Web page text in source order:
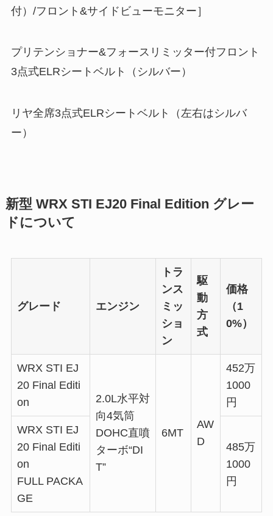
付）/フロント&サイドビューモニター］
プリテンショナー&フォースリミッター付フロント
3点式ELRシートベルト（シルバー）
リヤ全席3点式ELRシートベルト（左右はシルバ
ー）
新型 WRX STI EJ20 Final Edition グレー
ドについて
グレード エンジン
トラ
ンス
ミッ
ショ
ン
駆
動
方
式
価格
（1
0%）
WRX STI EJ
20 Final Editi
on
2.0L水平対
向4気筒
DOHC直噴
ターボ“DI
T”
6MT
AW
D
452万
1000
円
WRX STI EJ
20 Final Editi
on
FULL PACKA
GE
485万
1000
円